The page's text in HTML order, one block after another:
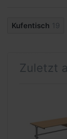
Kufentisch 19
Zuletzt